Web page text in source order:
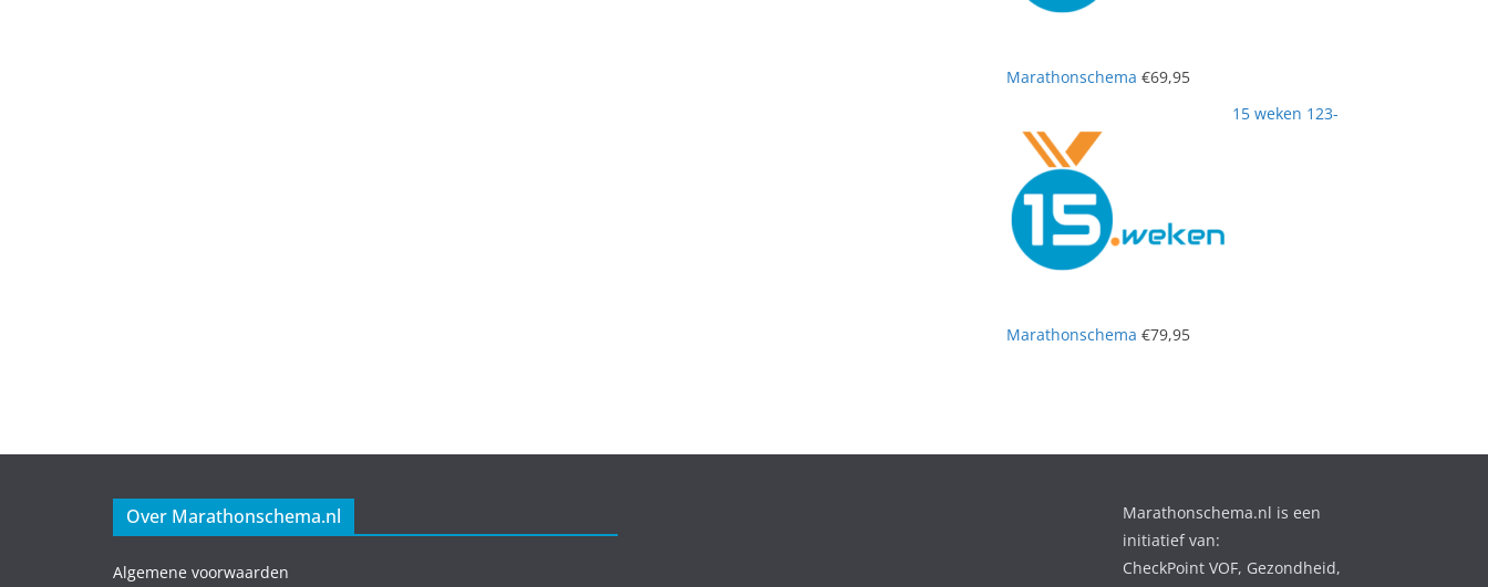
Marathonschema €69,95
15 weken 123-
Marathonschema €79,95
Over Marathonschema.nl
Algemene voorwaarden
Marathonschema.nl is een
initiatief van:
CheckPoint VOF, Gezondheid,